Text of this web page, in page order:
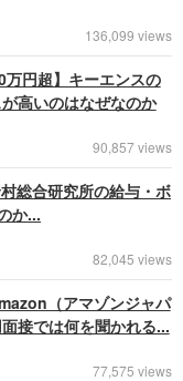
136,099 views
万円超】キーエンスの
高いのはなぜなのか
90,857 views
総合研究所の給与・ボ
か...
82,045 views
（アマゾンジャパ
接では何を聞かれる...
77,575 views